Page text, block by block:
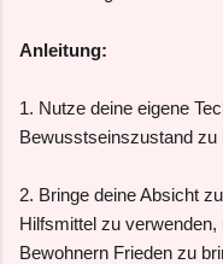
Anleitung:
1. Nutze deine eigene
Bewusstseinszustand zu
2. Bringe deine Absicht
Hilfsmittel zu
Bewohnern Frieden zu